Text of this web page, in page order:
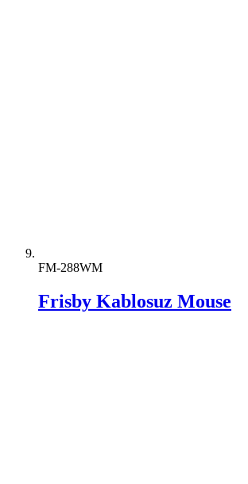
FM-288WM
Frisby Kablosuz Mouse